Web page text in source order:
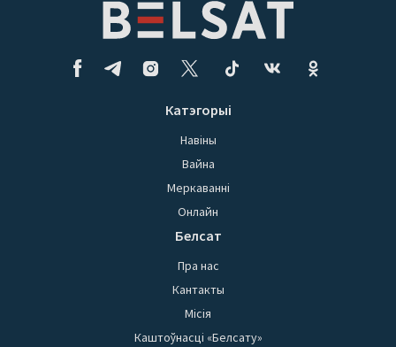
Катэгорыі
Навіны
Вайна
Меркаванні
Онлайн
Белсат
Пра нас
Кантакты
Місія
Каштоўнасці «Белсату»